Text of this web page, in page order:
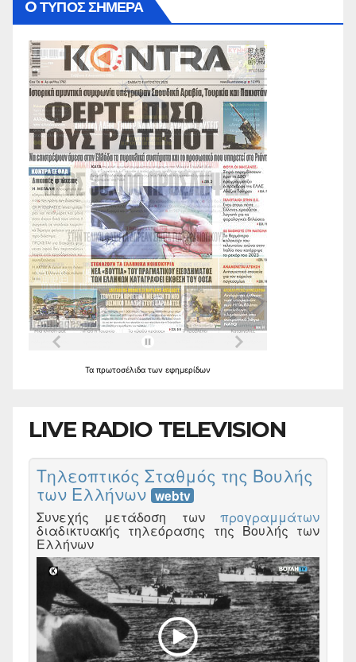
O ΤΥΠΟΣ ΣΗΜΕΡΑ
Τα πρωτοσέλιδα των εφημερίδων
LIVE RADIO TELEVISION